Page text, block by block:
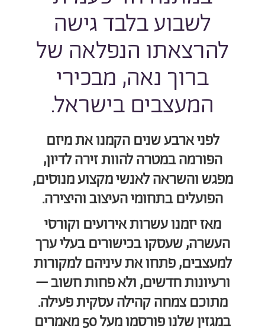
לשבוע בלבד גישה
להרצאתו הנפלאה של
ברוך נאה, מבכירי
המעצבים בישראל.
לפני ארבע שנים הקמנו את מיזם
הפורמה במטרה להוות זירה לדיון,
מפגש והשראה לאנשי מקצוע מנוסים,
הפועלים בתחומי העיצוב והיצירה.
מאז יזמנו עשרות אירועים וקורסי
העשרה, שעסקו בכישורים בעלי ערך
למעצבים, פתחו את עיניהם למקורות
ורעיונות חדשים, ולא פחות חשוב –
מתוכם צמחה קהילה עסקית פעילה.
במגזין שלנו פורסמו מעל 50 מאמרים